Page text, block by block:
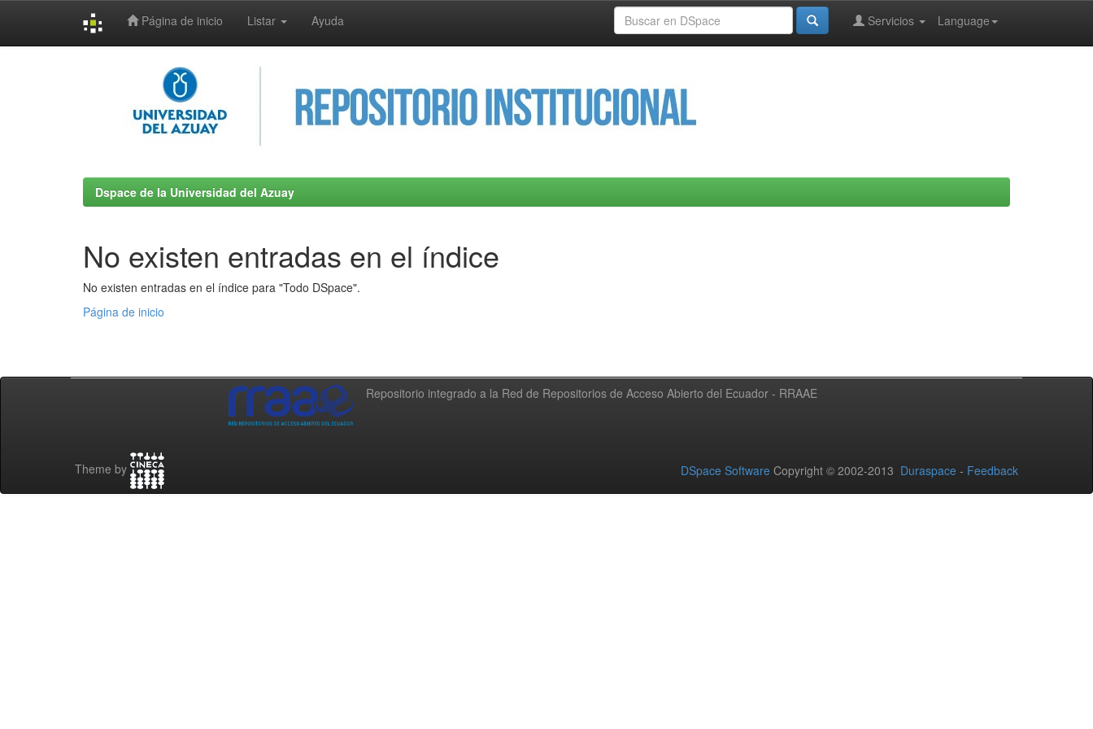
Página de inicio Listar Ayuda Language
Servicios
Dspace de la Universidad del Azuay
No existen entradas en el índice
No existen entradas en el índice para "Todo DSpace".
Página de inicio
Repositorio integrado a la Red de Repositorios de Acceso Abierto del Ecuador - RRAAE
Theme by DSpace Software Copyright © 2002-2013 Duraspace - Feedback